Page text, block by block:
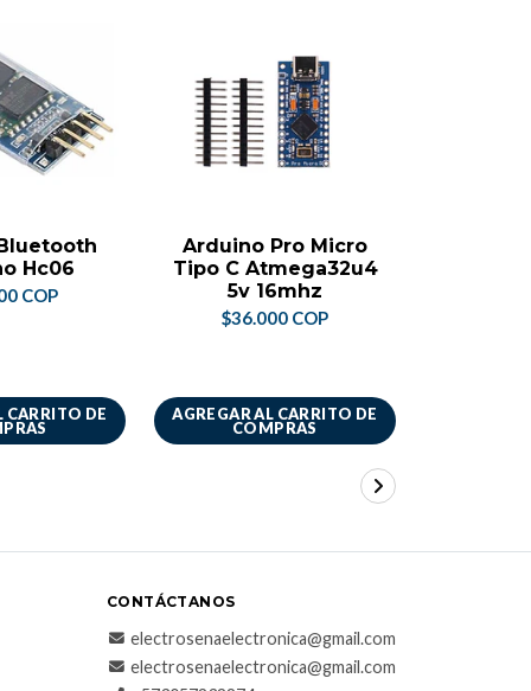
Hc06
COP
CARRITO DE
Arduino Pro Micro
Tipo C Atmega32u4
5v 16mhz
$36.000 COP
AGREGAR AL CARRITO DE
COMPRAS
CONTÁCTANOS
electrosenaelectronica@gmail.com
electrosenaelectronica@gmail.com